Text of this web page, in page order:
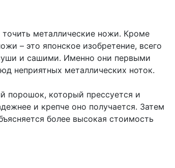
металлические ножи. Кроме
– это японское изобретение, всего
и сашими. Именно они первыми
неприятных металлических ноток.
порошок, который прессуется и
и крепче оно получается. Затем
более высокая стоимость